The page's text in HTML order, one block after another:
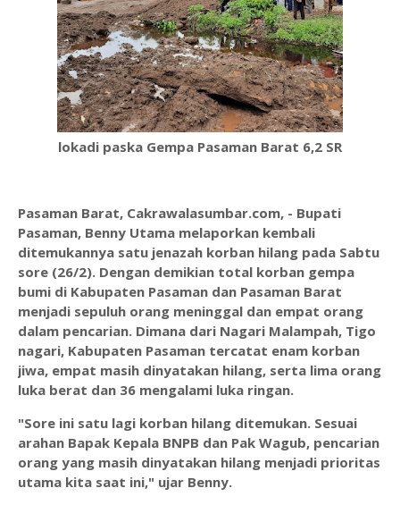
lokadi paska Gempa Pasaman Barat 6,2 SR
Pasaman Barat, Cakrawalasumbar.com, - Bupati
Pasaman, Benny Utama melaporkan kembali
ditemukannya satu jenazah korban hilang pada Sabtu
sore (26/2). Dengan demikian total korban gempa
bumi di Kabupaten Pasaman dan Pasaman Barat
menjadi sepuluh orang meninggal dan empat orang
dalam pencarian. Dimana dari Nagari Malampah, Tigo
nagari, Kabupaten Pasaman tercatat enam korban
jiwa, empat masih dinyatakan hilang, serta lima orang
luka berat dan 36 mengalami luka ringan.
"Sore ini satu lagi korban hilang ditemukan. Sesuai
arahan Bapak Kepala BNPB dan Pak Wagub, pencarian
orang yang masih dinyatakan hilang menjadi prioritas
utama kita saat ini," ujar Benny.